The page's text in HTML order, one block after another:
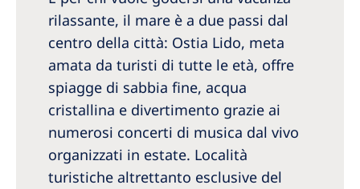
rilassante, il mare è a due passi dal
centro della città: Ostia Lido, meta
amata da turisti di tutte le età, offre
spiagge di sabbia fine, acqua
cristallina e divertimento grazie ai
numerosi concerti di musica dal vivo
organizzati in estate. Località
turistiche altrettanto esclusive del